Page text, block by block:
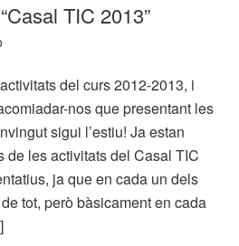
TIC 2013”
del curs 2012-2013, i
nos que presentant les
sigui l’estiu! Ja estan
de les activitats del Casal TIC
ja que en cada un dels
tot, però bàsicament en cada